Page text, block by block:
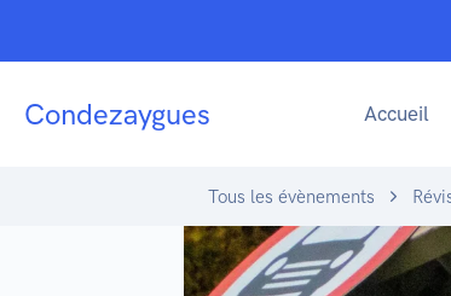
Condezaygues Accueil
Tous les évènements